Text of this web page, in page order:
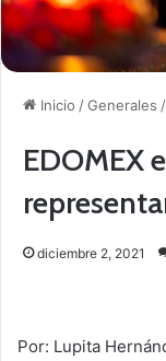
Inicio /Generales /
EDOMEX
diciembre 2, 2021
Por: Lupita